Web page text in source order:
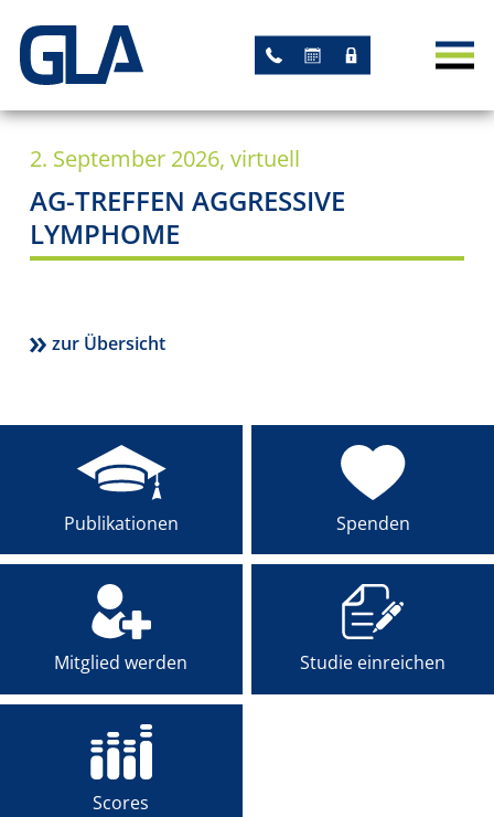
AKTUELLES
TERMINE
ARBEITSGRUPPEN
FÜR PATIENTEN
ANSPRECHPARTNER
ORGANISATIONEN
2. September 2026, virtuell
AG-TREFFEN AGGRESSIVE
LYMPHOME
zur Übersicht
Publikationen Spenden
Mitglied werden Studie einreichen
Scores